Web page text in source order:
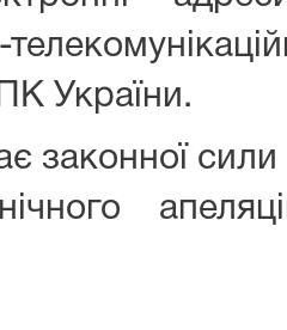
України.
законної сили